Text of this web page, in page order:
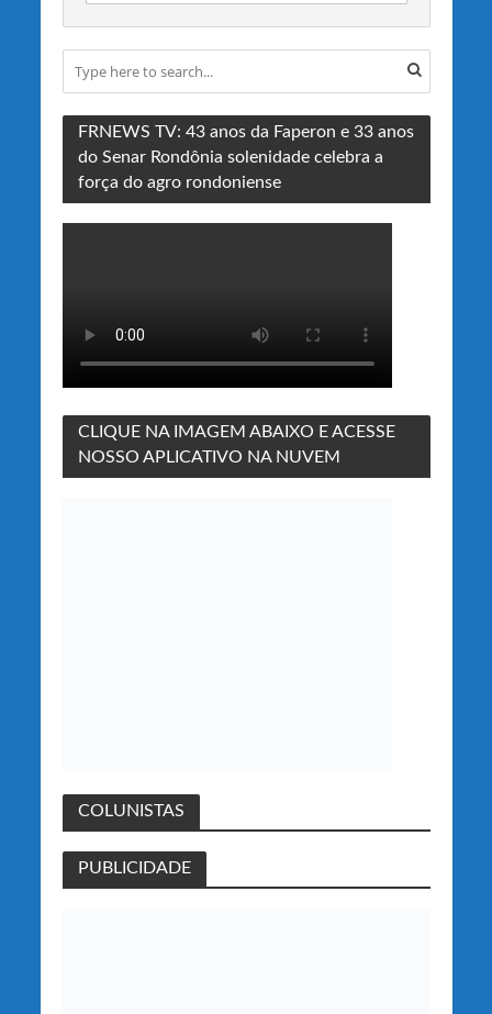
FRNEWS TV: 43 anos da Faperon e 33 anos
do Senar Rondônia solenidade celebra a
força do agro rondoniense
CLIQUE NA IMAGEM ABAIXO E ACESSE
NOSSO APLICATIVO NA NUVEM
COLUNISTAS
PUBLICIDADE